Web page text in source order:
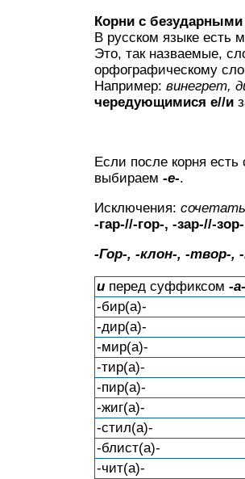
Корни с
В русском языке есть
Это, так назваемые,
орфографическому
Например: винегрет,
чередующимися е//и
Если после корня
выбираем -е-.
Исключения:
-гар-//-гор-, -зар-//-
-Гор-, -клон-, -твор-,
и перед суффиксом -а-
-бир(а)-
-дир(а)-
-мир(а)-
-тир(а)-
-пир(а)-
-жиг(а)-
-стил(а)-
-блист(а)-
-чит(а)-